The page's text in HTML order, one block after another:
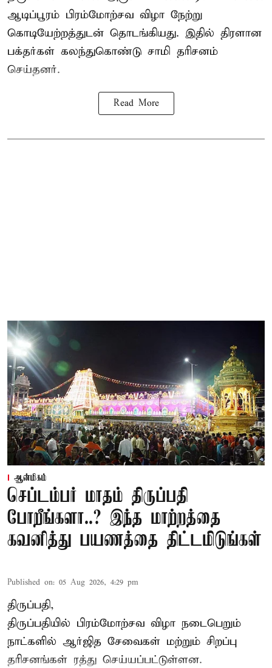
ஆடிப்பூரம் பிரம்மோற்சவ விழா நேற்று
கொடியேற்றத்துடன் தொடங்கியது. இதில் திரளான
பக்தர்கள் கலந்துகொண்டு சாமி தரிசனம்
செய்தனர்.
Read More
ஆன்மிகம்
செப்டம்பர் மாதம் திருப்பதி
போறீங்களா..? இந்த மாற்றத்தை
கவனித்து பயணத்தை திட்டமிடுங்கள்
Published on: 05 Aug 2026, 4:29 pm
திருப்பதி,
திருப்பதியில் பிரம்மோற்சவ விழா நடைபெறும்
நாட்களில் ஆர்ஜித சேவைகள் மற்றும் சிறப்பு
தரிசனங்கள் ரத்து செய்யப்பட்டுள்ளன.